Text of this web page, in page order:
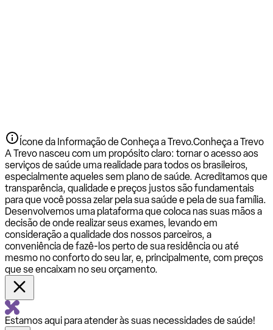
Ícone da Informação de Conheça a Trevo.Conheça a Trevo
A Trevo nasceu com um propósito claro: tornar o acesso aos
serviços de saúde uma realidade para todos os brasileiros,
especialmente aqueles sem plano de saúde. Acreditamos que
transparência, qualidade e preços justos são fundamentais
para que você possa zelar pela sua saúde e pela de sua família.
Desenvolvemos uma plataforma que coloca nas suas mãos a
decisão de onde realizar seus exames, levando em
consideração a qualidade dos nossos parceiros, a
conveniência de fazê-los perto de sua residência ou até
mesmo no conforto do seu lar, e, principalmente, com preços
que se encaixam no seu orçamento.
Estamos aqui para atender às suas necessidades de saúde!